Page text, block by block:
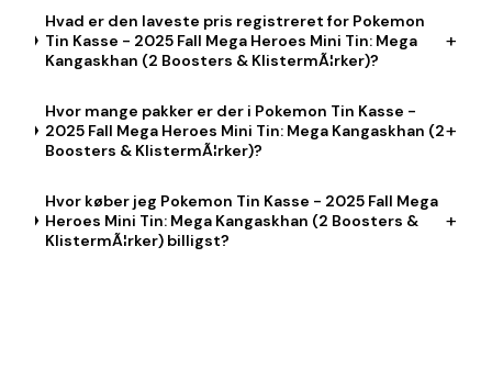
Hvad er den laveste pris registreret for Pokemon
Tin Kasse - 2025 Fall Mega Heroes Mini Tin: Mega
Kangaskhan (2 Boosters & KlistermÃ¦rker)?
+
Hvor mange pakker er der i Pokemon Tin Kasse -
2025 Fall Mega Heroes Mini Tin: Mega Kangaskhan (2
Boosters & KlistermÃ¦rker)?
+
Hvor køber jeg Pokemon Tin Kasse - 2025 Fall Mega
Heroes Mini Tin: Mega Kangaskhan (2 Boosters &
KlistermÃ¦rker) billigst?
+